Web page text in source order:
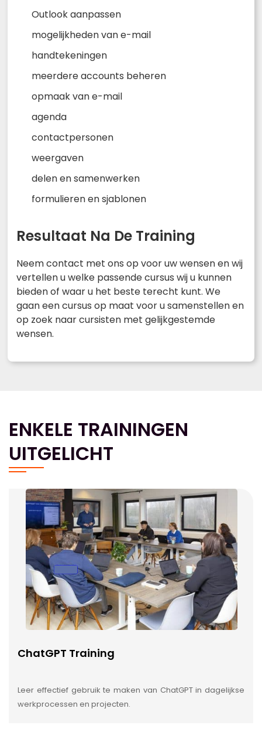
Outlook aanpassen
mogelijkheden van e-mail
handtekeningen
meerdere accounts beheren
opmaak van e-mail
agenda
contactpersonen
weergaven
delen en samenwerken
formulieren en sjablonen
Resultaat Na De Training
Neem contact met ons op voor uw wensen en wij
vertellen u welke passende cursus wij u kunnen
bieden of waar u het beste terecht kunt. We
gaan een cursus op maat voor u samenstellen en
op zoek naar cursisten met gelijkgestemde
wensen.
ENKELE TRAININGEN
UITGELICHT
ChatGPT Training
Leer effectief gebruik te maken van ChatGPT in dagelijkse
werkprocessen en projecten.